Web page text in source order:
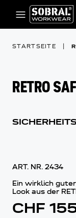
Zum Inhalt springen
STARTSEITE
RETRO
ART. NR. 2434
Ein wirklich
Look aus der
CHF